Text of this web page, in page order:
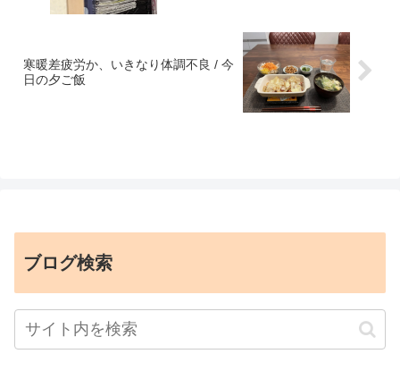
寒暖差疲労か、いきなり体調不良 / 今
日の夕ご飯
ブログ検索